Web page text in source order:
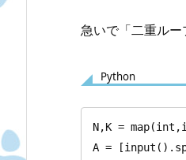
急いで「二重ルー
Python
N,K =
A =